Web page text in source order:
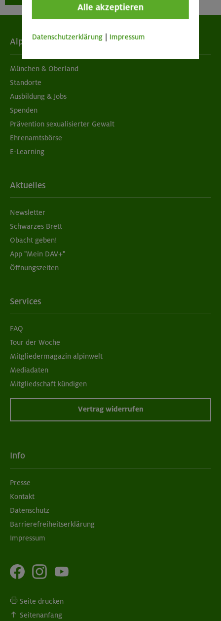
Alpenverein
München & Oberland
Standorte
Ausbildung & Jobs
Spenden
Prävention sexualisierter Gewalt
Ehrenamtsbörse
E-Learning
Aktuelles
Newsletter
Schwarzes Brett
Obacht geben!
App "Mein DAV+"
Öffnungszeiten
Services
FAQ
Tour der Woche
Mitgliedermagazin alpinwelt
Mediadaten
Mitgliedschaft kündigen
Vertrag widerrufen
Info
Presse
Kontakt
Datenschutz
Barrierefreiheitserklärung
Impressum
Seite drucken
Seitenanfang
Alle akzeptieren
Datenschutzerklärung Impressum